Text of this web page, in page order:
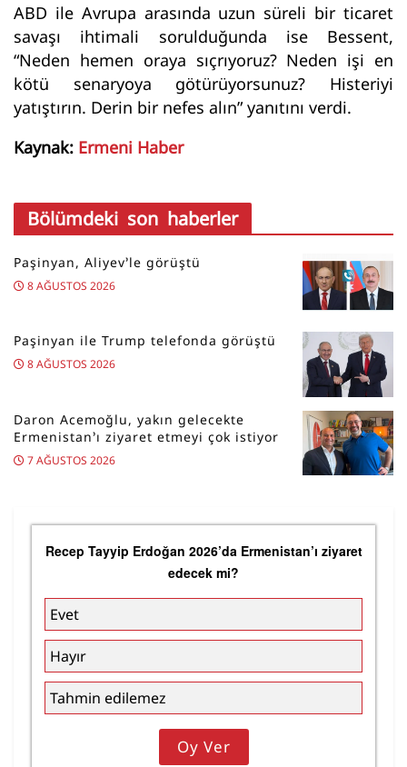
ABD ile Avrupa arasında uzun süreli bir ticaret
savaşı ihtimali sorulduğunda ise Bessent,
“Neden hemen oraya sıçrıyoruz? Neden işi en
kötü senaryoya götürüyorsunuz? Histeriyi
yatıştırın. Derin bir nefes alın” yanıtını verdi.
Kaynak: Ermeni Haber
Bölümdeki son haberler
Paşinyan, Aliyev’le görüştü
8 AĞUSTOS 2026
Paşinyan ile Trump telefonda görüştü
8 AĞUSTOS 2026
Daron Acemoğlu, yakın gelecekte
Ermenistan’ı ziyaret etmeyi çok istiyor
7 AĞUSTOS 2026
Recep Tayyip Erdoğan 2026’da Ermenistan’ı ziyaret
edecek mi?
Evet
Hayır
Tahmin edilemez